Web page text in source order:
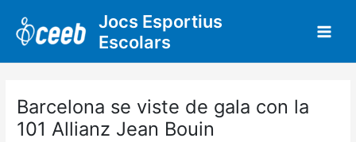
contingut
Jocs Esportius
Escolars
Barcelona se viste de gala con la
101 Allianz Jean Bouin